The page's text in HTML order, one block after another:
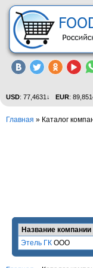
USD: 77,4631↓ EUR:
Главная » Каталог
Название компании
Этель ГК ООО